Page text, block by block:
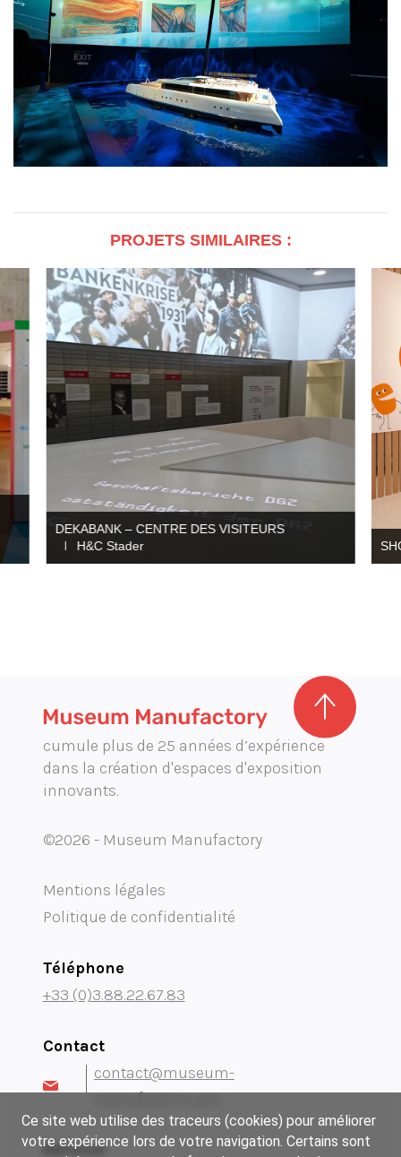
PROJETS SIMILAIRES :
DEKABANK – CENTRE DES VISITEURS
H&C Stader
cumule plus de 25 années d’expérience
dans la création d'espaces d'exposition
innovants.
©2026 - Museum Manufactory
Mentions légales
Politique de confidentialité
Téléphone
+33 (0)3.88.22.67.83
Contact
contact@museum-
manufactory.com
Adresse
Ce site web utilise des traceurs (cookies) pour améliorer
votre expérience lors de votre navigation. Certains sont